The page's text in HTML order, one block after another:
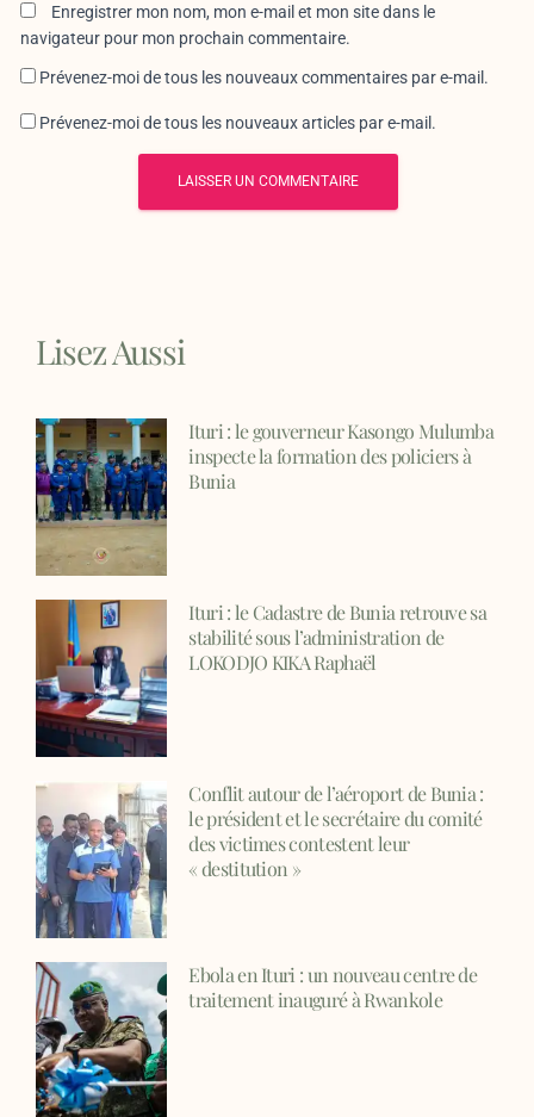
Enregistrer mon nom, mon e-mail et mon site dans le
navigateur pour mon prochain commentaire.
Prévenez-moi de tous les nouveaux commentaires par e-mail.
Prévenez-moi de tous les nouveaux articles par e-mail.
Lisez Aussi
Ituri : le gouverneur Kasongo Mulumba
inspecte la formation des policiers à
Bunia
Ituri : le Cadastre de Bunia retrouve sa
stabilité sous l’administration de
LOKODJO KIKA Raphaël
Conflit autour de l’aéroport de Bunia :
le président et le secrétaire du comité
des victimes contestent leur
« destitution »
Ebola en Ituri : un nouveau centre de
traitement inauguré à Rwankole